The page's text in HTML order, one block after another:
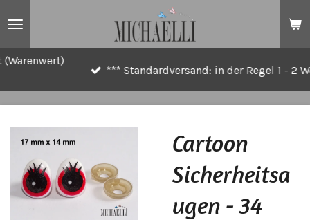
*** Standardversand: in der Regel 1 - 2
Cartoon
Sicherheitsa
ugen - 34